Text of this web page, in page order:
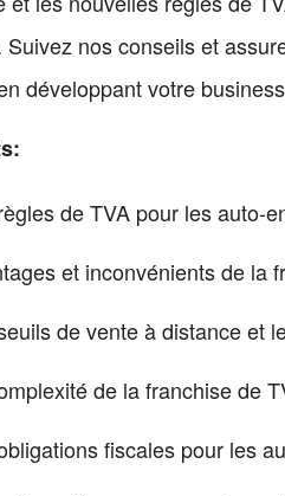
Suivez nos conseils et
développant votre
de TVA pour les auto-
et inconvénients de la
de vente à distance et
de la franchise de
fiscales pour les